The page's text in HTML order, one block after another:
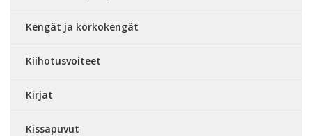
Kengät ja korkokengät
Kiihotusvoiteet
Kirjat
Kissapuvut